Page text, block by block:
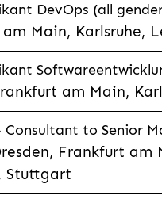
DevOps (all
am Main, Karlsruhe,
am Main,
to Senior
Frankfurt
Stuttgart